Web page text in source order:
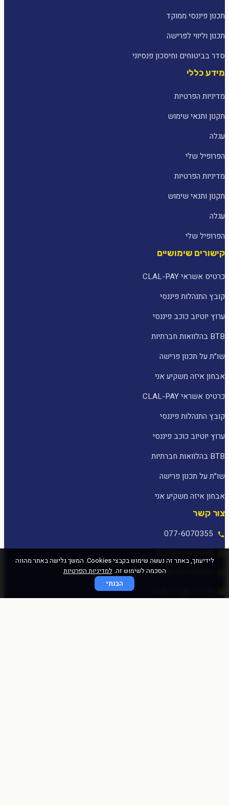
תכנון פיננסי ממוקד
תכנון וליווי לפרישה
סדר בביטוחים וחיסכון פנסיוני
מידע כללי
מדיניות הפרטיות
תקנון ותנאי שימוש
עגלה
הפרופיל שלי
מדיניות הפרטיות
תקנון ותנאי שימוש
עגלה
הפרופיל שלי
קישורים שימושיים
כרטיס אשראי CLAL-PAY
קובץ התנהלות פיננסי
ערוץ יוטיוב כוכב פיננסי
BTB בהלוואות חברתיות
שו״ת על תכנון פרישה
אבחון איזה משקיע אני
כרטיס אשראי CLAL-PAY
קובץ התנהלות פיננסי
ערוץ יוטיוב כוכב פיננסי
BTB בהלוואות חברתיות
שו״ת על תכנון פרישה
אבחון איזה משקיע אני
צור קשר
077-6070355
לידיעתך, באתר זה נעשה שימוש בקבצי Cookies. המשך גלישה באתר מהווה
הסכמה לשימוש זה.למדיניות הפרטיות
הבנתי